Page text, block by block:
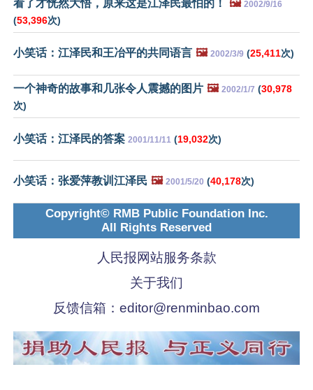
看了才恍然大悟，原来这是江泽民最怕的！ 🖼️ 2002/9/16
(53,396次)
小笑话：江泽民和王冶平的共同语言 🖼️ 2002/3/9 (25,411次)
一个神奇的故事和几张令人震撼的图片 🖼️ 2002/1/7 (30,978
次)
小笑话：江泽民的答案 2001/11/11 (19,032次)
小笑话：张爱萍教训江泽民 🖼️ 2001/5/20 (40,178次)
Copyright© RMB Public Foundation Inc.
All Rights Reserved
人民报网站服务条款
关于我们
反馈信箱： editor@renminbao.com